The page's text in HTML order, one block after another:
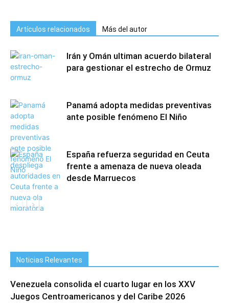
Artículos relacionados Más del autor
Irán y Omán ultiman acuerdo bilateral
para gestionar el estrecho de Ormuz
Panamá adopta medidas preventivas
ante posible fenómeno El Niño
España refuerza seguridad en Ceuta
frente a amenaza de nueva oleada
desde Marruecos
Noticias Relevantes
Venezuela consolida el cuarto lugar en los XXV
Juegos Centroamericanos y del Caribe 2026